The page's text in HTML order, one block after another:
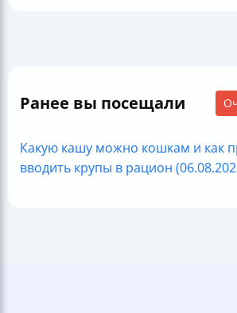
Ранее вы посещали
Какую кашу можно кошкам и как
вводить крупы в рацион